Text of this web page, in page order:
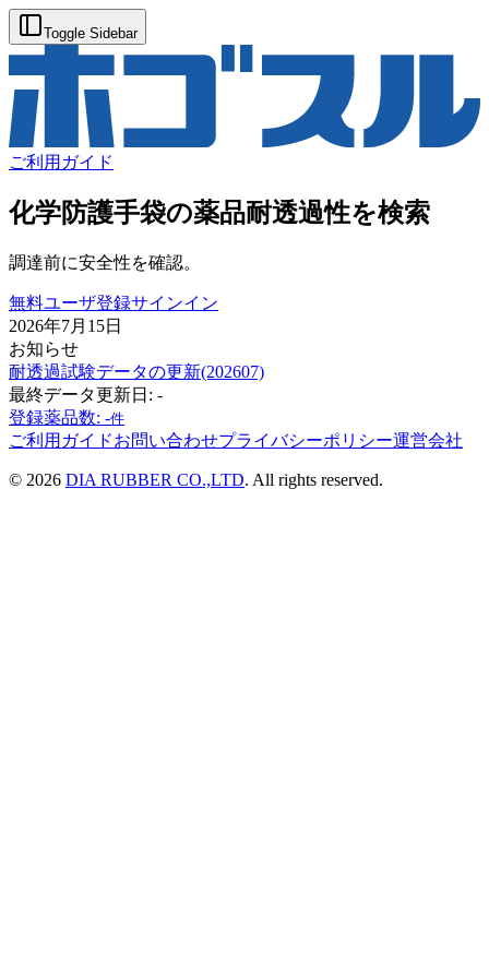
Toggle Sidebar
ご利用ガイド
化学防護手袋の薬品耐透過性を検索
調達前に安全性を確認。
無料ユーザ登録サインイン
2026年7月15日
お知らせ
耐透過試験データの更新(202607)
最終データ更新日: -
登録薬品数: -件
ご利用ガイドお問い合わせプライバシーポリシー運営会社
© 2026 DIA RUBBER CO.,LTD. All rights reserved.